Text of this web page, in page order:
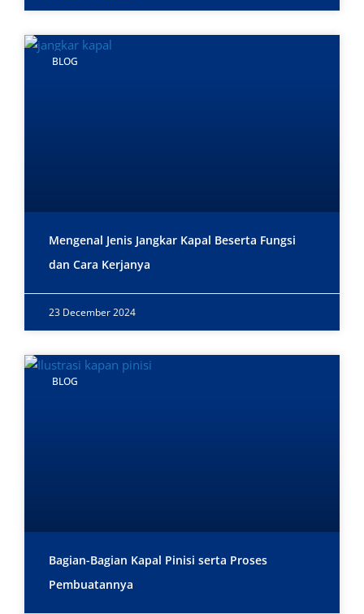
BLOG
Mengenal Jenis Jangkar Kapal Beserta Fungsi
dan Cara Kerjanya
23 December 2024
BLOG
Bagian-Bagian Kapal Pinisi serta Proses
Pembuatannya